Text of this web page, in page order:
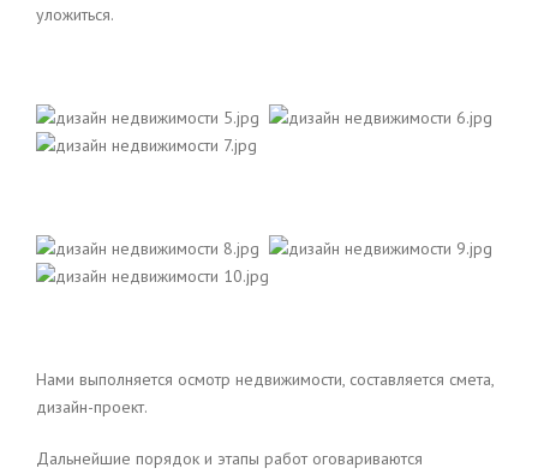
уложиться.
Нами выполняется осмотр недвижимости, составляется смета,
дизайн-проект.
Дальнейшие порядок и этапы работ оговариваются